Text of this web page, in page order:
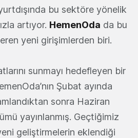
bu sektöre yönelik
artıyor. HemenOda da bu
yeni girişimlerden biri.
sunmayı hedefleyen bir
Şubat ayında
sonra Haziran
yayınlanmış. Geçtiğimiz
geliştirmelerin eklendiği